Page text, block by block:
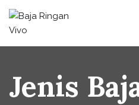
Skip
content
Baja Ringan Vivo
Website Baja Ringan Vivo
Jenis